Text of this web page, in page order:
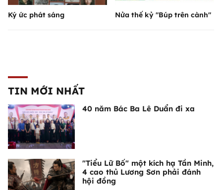
Ký ức phát sáng Nửa thế kỷ "Búp trên cành"
TIN MỚI NHẤT
40 năm Bác Ba Lê Duẩn đi xa
"Tiểu Lữ Bố" một kích hạ Tần Minh,
4 cao thủ Lương Sơn phải đánh
hội đồng